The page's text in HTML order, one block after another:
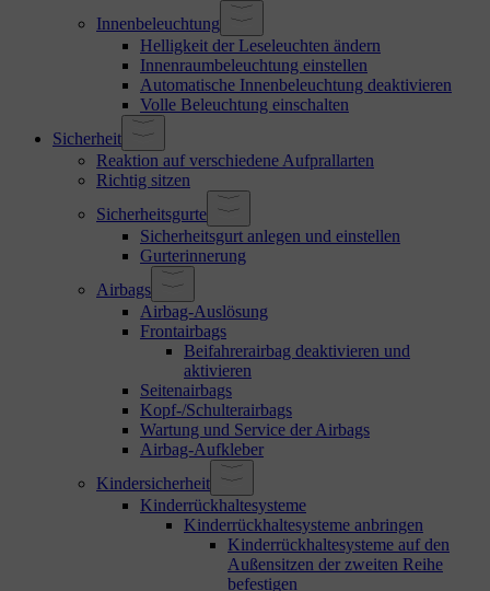
Innenbeleuchtung
Helligkeit der Leseleuchten ändern
Innenraumbeleuchtung einstellen
Automatische Innenbeleuchtung deaktivieren
Volle Beleuchtung einschalten
Sicherheit
Reaktion auf verschiedene Aufprallarten
Richtig sitzen
Sicherheitsgurte
Sicherheitsgurt anlegen und einstellen
Gurterinnerung
Airbags
Airbag-Auslösung
Frontairbags
Beifahrerairbag deaktivieren und
aktivieren
Seitenairbags
Kopf-/Schulterairbags
Wartung und Service der Airbags
Airbag-Aufkleber
Kindersicherheit
Kinderrückhaltesysteme
Kinderrückhaltesysteme anbringen
Kinderrückhaltesysteme auf den
Außensitzen der zweiten Reihe
befestigen